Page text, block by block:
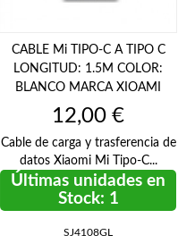
CABLE Mi TIPO-C A TIPO C
LONGITUD: 1.5M COLOR:
BLANCO MARCA XIOAMI
Precio
12,00 €
Cable de carga y trasferencia de
datos Xiaomi Mi Tipo-C...
Últimas unidades en
Stock: 1
SJ4108GL